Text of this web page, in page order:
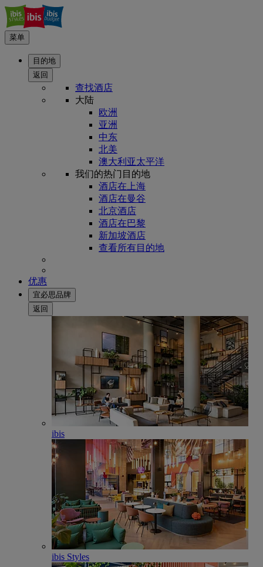
菜单
目的地
返回
查找酒店
大陆
欧洲
亚洲
中东
北美
澳大利亚太平洋
我们的热门目的地
酒店在上海
酒店在曼谷
北京酒店
酒店在巴黎
新加坡酒店
查看所有目的地
优惠
宜必思品牌
返回
ibis
ibis Styles